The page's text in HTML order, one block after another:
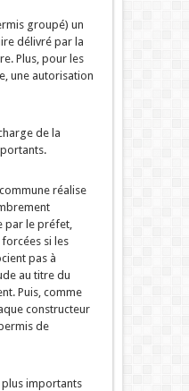
groupé) un
délivré par la
Plus, pour les
une autorisation
de la
réalise
par le préfet,
si les
pas à
au titre du
Puis, comme
constructeur
de
plus importants